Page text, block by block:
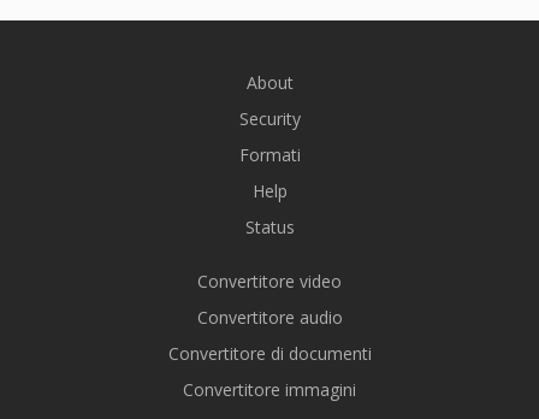
About
Security
Formati
Help
Status
Convertitore video
Convertitore audio
Convertitore di documenti
Convertitore immagini